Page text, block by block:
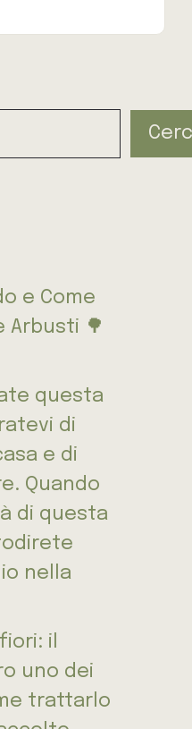
e Come
Arbusti 🌳
questa
di
e di
Quando
di questa
nella
il
uno dei
trattarlo